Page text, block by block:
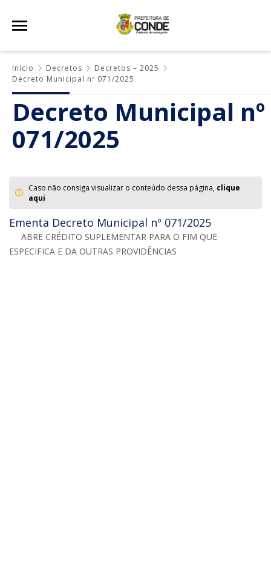
Início Decretos
Decretos – 2025
Decreto Municipal nº 071/2025
Decreto Municipal nº
071/2025
Caso não consiga visualizar o conteúdo dessa página, clique
aqui
Ementa Decreto Municipal nº 071/2025
ABRE CRÉDITO SUPLEMENTAR PARA O FIM QUE
ESPECIFICA E DA OUTRAS PROVIDÊNCIAS